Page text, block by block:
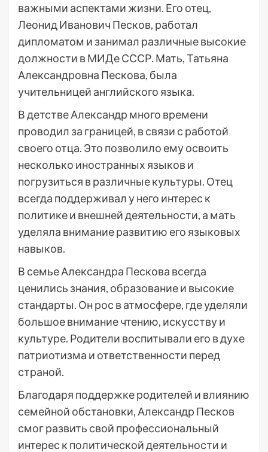
важными аспектами жизни. Его отец,
Леонид Иванович Песков, работал
дипломатом и занимал различные высокие
должности в МИДе СССР. Мать, Татьяна
Александровна Пескова, была
учительницей английского языка.
В детстве Александр много времени
проводил за границей, в связи с работой
своего отца. Это позволило ему освоить
несколько иностранных языков и
погрузиться в различные культуры. Отец
всегда поддерживал у него интерес к
политике и внешней деятельности, а мать
уделяла внимание развитию его языковых
навыков.
В семье Александра Пескова всегда
ценились знания, образование и высокие
стандарты. Он рос в атмосфере, где уделяли
большое внимание чтению, искусству и
культуре. Родители воспитывали его в духе
патриотизма и ответственности перед
страной.
Благодаря поддержке родителей и влиянию
семейной обстановки, Александр Песков
смог развить свой профессиональный
интерес к политической деятельности и